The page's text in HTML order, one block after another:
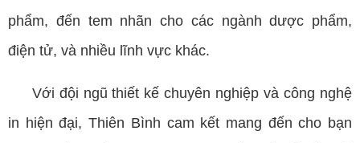
phẩm, đến tem nhãn cho các ngành dược phẩm,
điện tử, và nhiều lĩnh vực khác.
Với đội ngũ thiết kế chuyên nghiệp và công nghệ
in hiện đại, Thiên Bình cam kết mang đến cho bạn